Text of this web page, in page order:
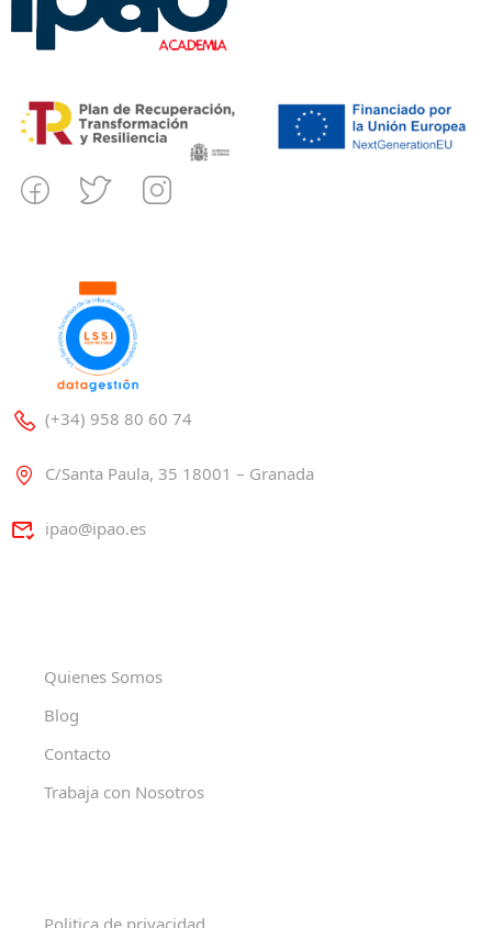
(+34) 958 80 60 74
C/Santa Paula, 35 18001 – Granada
ipao@ipao.es
Quienes Somos
Blog
Contacto
Trabaja con Nosotros